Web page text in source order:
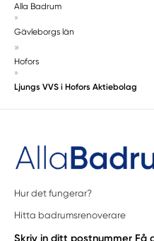
Alla Badrum
»
Gävleborgs län
»
Hofors
»
Ljungs VVS i Hofors Aktiebolag
Hur det fungerar?
Hitta badrumsrenoverare
Skriv in ditt postnummer Få